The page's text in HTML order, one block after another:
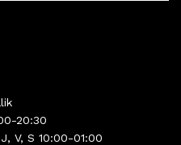
20:30
V, S 10:00-01:00